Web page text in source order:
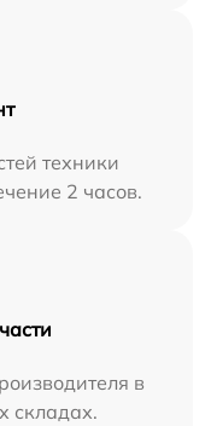
техники
2 часов.
в
складах.